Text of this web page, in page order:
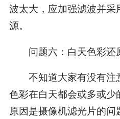
波太大，应加强滤波并
源。
问题六：白天色彩还
不知道大家有没有注
色彩在白天都会或多或
原因是摄像机滤光片的